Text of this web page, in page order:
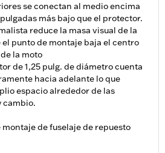
se conectan al medio encima
más bajo que el protector.
reduce la masa visual de la
punto de montaje baja el centro
la moto
de 1,25 pulg. de diámetro cuenta
hacia adelante lo que
espacio alrededor de las
cambio.
de fuselaje de repuesto